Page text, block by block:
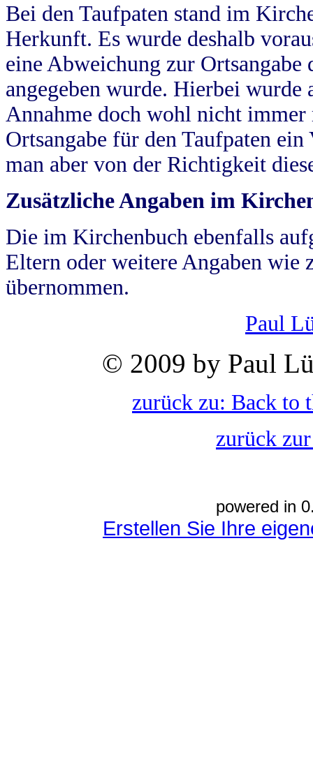
Bei den Taufpaten stand im
Herkunft. Es wurde deshalb
eine Abweichung zur
angegeben wurde. Hierbei wurde
Annahme doch wohl nicht
Ortsangabe für den Taufpaten
man aber von der Richtigkeit
Zusätzliche Angaben im
Die im Kirchenbuch ebenfalls
Eltern oder weitere Angaben wie
übernommen.
Paul
© 2009 by Paul
zurück zu: Back to
zurück
powered in
Erstellen Sie Ihre